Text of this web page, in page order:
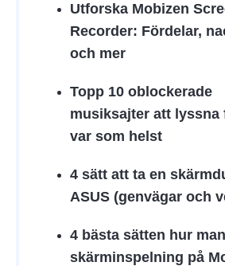
Utforska Mobizen
Recorder: Fördelar,
och mer
Topp 10 oblockerade
musiksajter att lyssna
var som helst
4 sätt att ta en
ASUS (genvägar och
4 bästa sätten hur man
skärminspelning på